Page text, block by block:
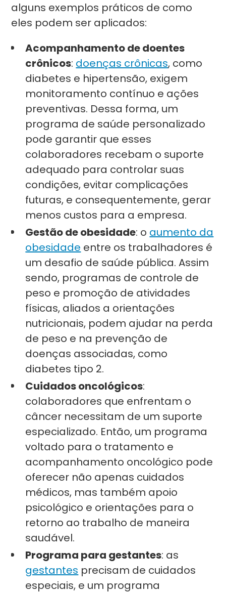
alguns exemplos práticos de como
eles podem ser aplicados:
Acompanhamento de doentes
crônicos: doenças crônicas, como
diabetes e hipertensão, exigem
monitoramento contínuo e ações
preventivas. Dessa forma, um
programa de saúde personalizado
pode garantir que esses
colaboradores recebam o suporte
adequado para controlar suas
condições, evitar complicações
futuras, e consequentemente, gerar
menos custos para a empresa.
Gestão de obesidade: o aumento da
obesidade entre os trabalhadores é
um desafio de saúde pública. Assim
sendo, programas de controle de
peso e promoção de atividades
físicas, aliados a orientações
nutricionais, podem ajudar na perda
de peso e na prevenção de
doenças associadas, como
diabetes tipo 2.
Cuidados oncológicos:
colaboradores que enfrentam o
câncer necessitam de um suporte
especializado. Então, um programa
voltado para o tratamento e
acompanhamento oncológico pode
oferecer não apenas cuidados
médicos, mas também apoio
psicológico e orientações para o
retorno ao trabalho de maneira
saudável.
Programa para gestantes: as
gestantes precisam de cuidados
especiais, e um programa